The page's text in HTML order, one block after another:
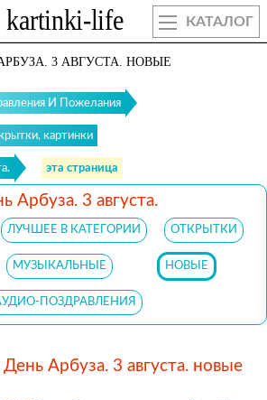
КАТАЛОГ
3 АВГУСТА. НОВЫЕ
И Пожелания
картинки
эта страница
Арбуза. 3 августа.
ЛУЧШЕЕ В КАТЕГОРИИ ОТКРЫТКИ
МУЗЫКАЛЬНЫЕ НОВЫЕ
ПОЗДРАВЛЕНИЯ
День Арбуза. 3 августа. новые